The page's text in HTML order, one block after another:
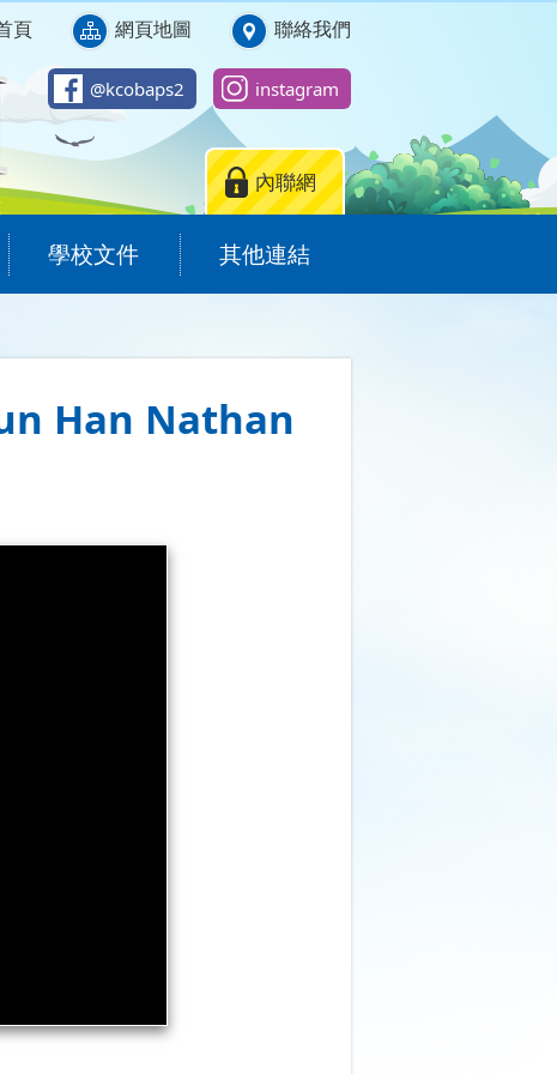
頁 網頁地圖 聯絡我們
@kcobaps2 instagram
內聯網
學校文件 其他連結
Han Nathan